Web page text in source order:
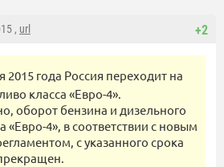
+2
, url
2015 года Россия переходит на
класса «Евро-4».
оборот бензина и дизельного
«Евро-4», в соответствии с новым
с указанного срока